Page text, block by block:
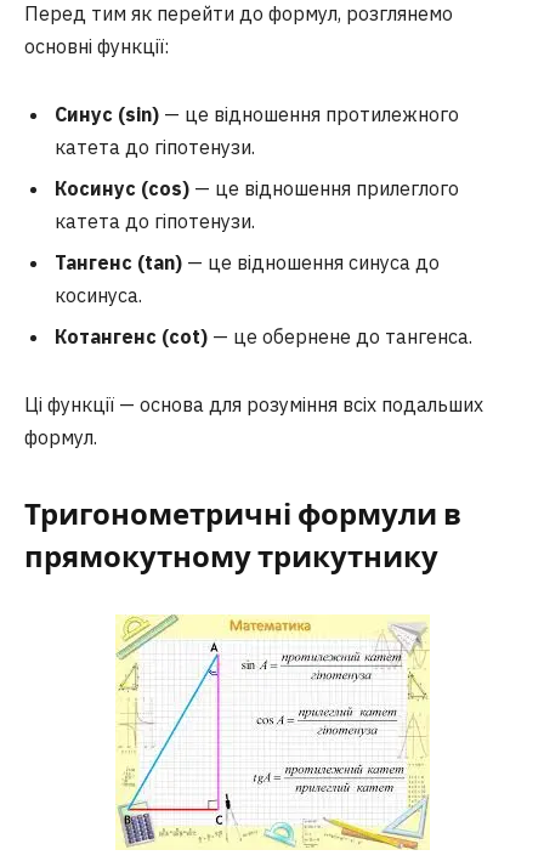
Перед тим як перейти до формул, розглянемо
основні функції:
Синус (sin) — це відношення протилежного
катета до гіпотенузи.
Косинус (cos) — це відношення прилеглого
катета до гіпотенузи.
Тангенс (tan) — це відношення синуса до
косинуса.
Котангенс (cot) — це обернене до тангенса.
Ці функції — основа для розуміння всіх подальших
формул.
Тригонометричні формули в
прямокутному трикутнику